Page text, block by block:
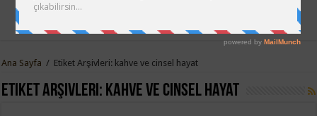
Ana Sayfa / Etiket Arşivleri: kahve ve cinsel hayat
Etiket Arşivleri: kahve ve cinsel hayat